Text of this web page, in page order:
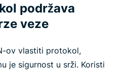
podržava
veze
ov vlastiti protokol,
je sigurnost u srži. Koristi